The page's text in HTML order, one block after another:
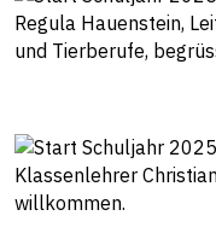
Regula Hauenstein,
und Tierberufe,
Klassenlehrer
willkommen.